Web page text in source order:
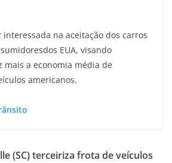
interessada na aceitação dos carros
EUA, visando
mais a economia média de
americanos.
(SC) terceiriza frota de veículos